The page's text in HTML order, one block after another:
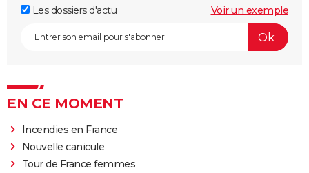
Les dossiers d'actu
Voir un exemple
EN CE MOMENT
Incendies en France
Nouvelle canicule
Tour de France femmes